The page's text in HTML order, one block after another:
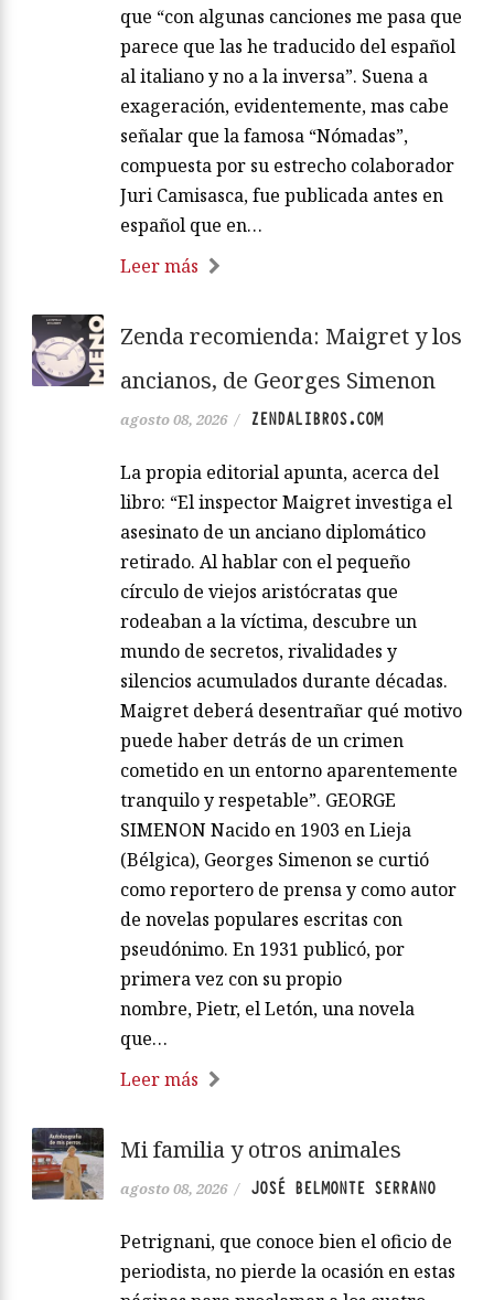
que “con algunas canciones me pasa que
parece que las he traducido del español
al italiano y no a la inversa”. Suena a
exageración, evidentemente, mas cabe
señalar que la famosa “Nómadas”,
compuesta por su estrecho colaborador
Juri Camisasca, fue publicada antes en
español que en…
Leer más
Zenda recomienda: Maigret y los
ancianos, de Georges Simenon
agosto 08, 2026 / ZENDALIBROS.COM
La propia editorial apunta, acerca del
libro: “El inspector Maigret investiga el
asesinato de un anciano diplomático
retirado. Al hablar con el pequeño
círculo de viejos aristócratas que
rodeaban a la víctima, descubre un
mundo de secretos, rivalidades y
silencios acumulados durante décadas.
Maigret deberá desentrañar qué motivo
puede haber detrás de un crimen
cometido en un entorno aparentemente
tranquilo y respetable”. GEORGE
SIMENON Nacido en 1903 en Lieja
(Bélgica), Georges Simenon se curtió
como reportero de prensa y como autor
de novelas populares escritas con
pseudónimo. En 1931 publicó, por
primera vez con su propio
nombre, Pietr, el Letón, una novela
que…
Leer más
Mi familia y otros animales
agosto 08, 2026 / JOSÉ BELMONTE SERRANO
Petrignani, que conoce bien el oficio de
periodista, no pierde la ocasión en estas